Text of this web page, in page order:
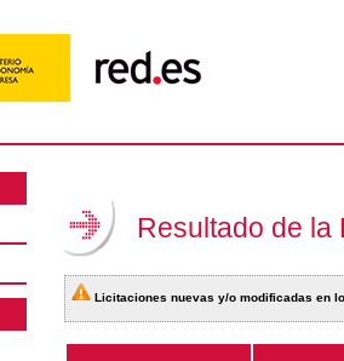
Resultado de la
Licitaciones nuevas y/o modificadas en